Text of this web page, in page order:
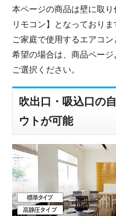
本ページの商品は壁に取
リモコン】となっておりま
ご家庭で使用するエアコ
希望の場合は、商品ペー
ご選択ください。
吹出口・吸込口の
ウトが可能